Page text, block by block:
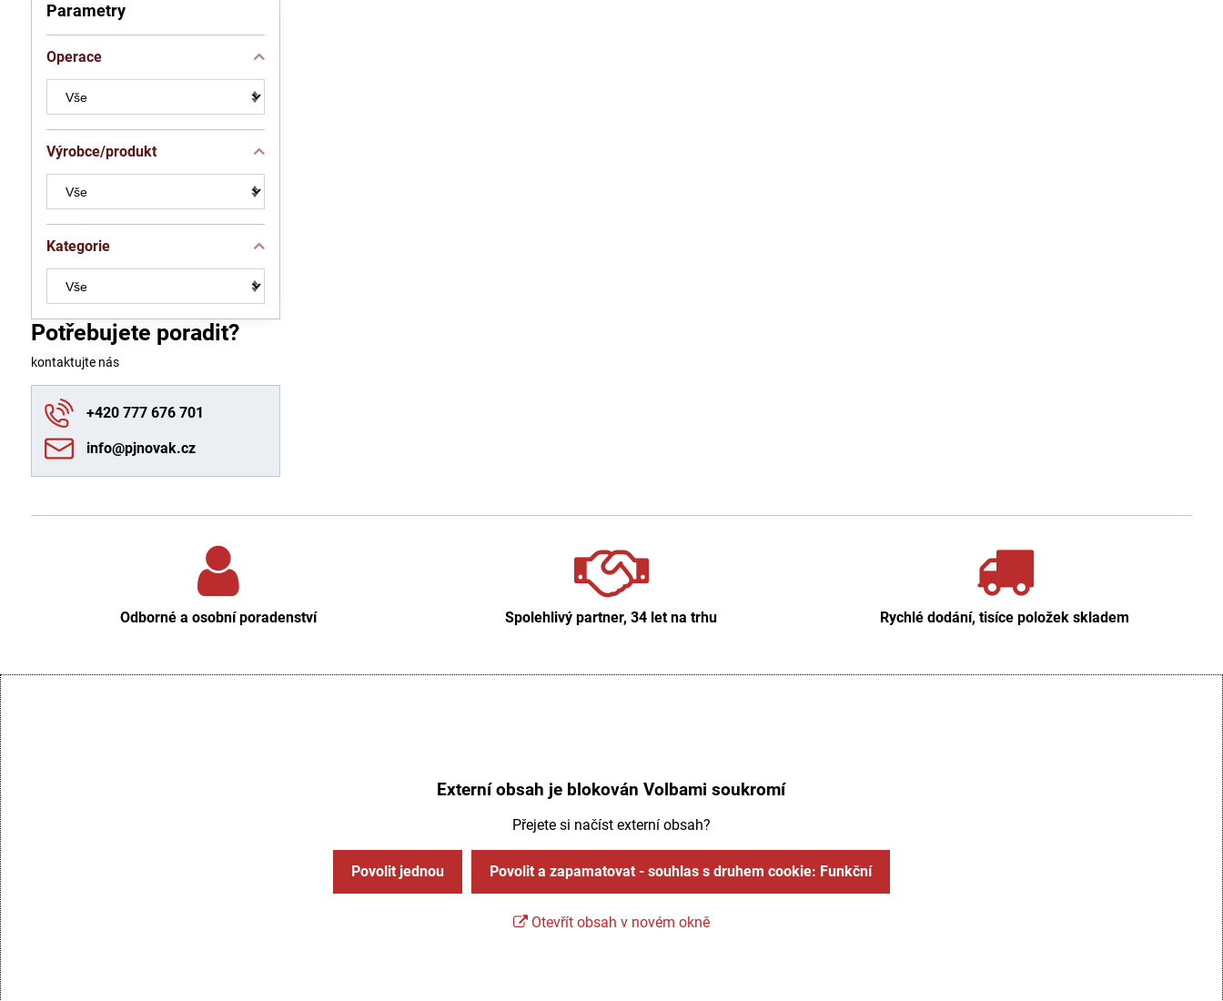
Parametry
Operace
Výrobce/produkt
Kategorie
Potřebujete poradit?
kontaktujte nás
+420 777 676 701
info​@pjnovak​.cz
Odborné a osobní poradenství Spolehlivý partner, 34 let na trhu Rychlé dodání, tisíce položek skladem
Externí obsah je blokován Volbami soukromí
Přejete si načíst externí obsah?
Povolit jednou Povolit a zapamatovat - souhlas s druhem cookie: Funkční
Otevřít obsah v novém okně